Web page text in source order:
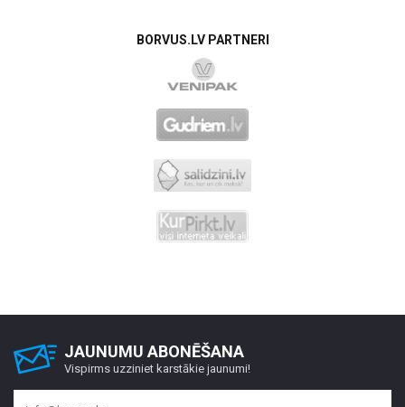
BORVUS.LV PARTNERI
JAUNUMU ABONĒŠANA
Vispirms uzziniet karstākie jaunumi!